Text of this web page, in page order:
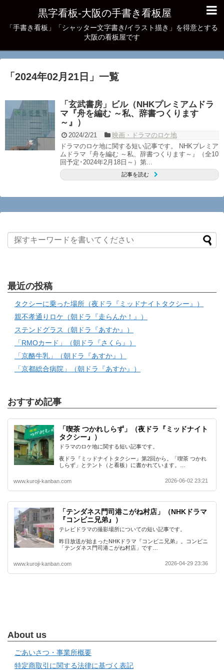
黒字看板‐大阪の手書き看板屋
「手書き看板」「シャッター文字書き/イラスト描き」を得意とする
大阪の看板屋です
「 2024年02月21日 」 一覧
「玄武書房」ビル（NHKプレミアムドラ
マ『舟を編む ～私、辞書つくります
～』）
2024/2/21
映画・ドラマのロケ地
ドラマのロケ地に関する短い記事です。 NHKプレミア
ムドラマ『舟を編む ～私、辞書つくります～』（全10
回予定･2024年2月18日～）第...
記事を読む
最近の投稿
タクシーに乗った場所（夜ドラ『ミッドナイトタクシー』）
親不孝通りロケ（朝ドラ『走らんか！』）
ステンドグラス（朝ドラ『あすか』）
「RMOカード」（朝ドラ『さくら』）
「京酪牛乳」（朝ドラ『あすか』）
「京都総合病院」（朝ドラ『あすか』）
おすすめ記事
「喫茶 つかれしらず」（夜ドラ『ミッドナイト
タクシー』）
ドラマのロケ地に関する短い記事です。
夜ドラ『ミッドナイトタクシー』第2回から。「喫茶 つかれ
しらず」とテント（と看板）に書かれています。…
www.kuroji-kanban.com 2026-06-02 23:21
「テンダネス門司港こがね村店」（NHKドラマ
『コンビニ兄弟』）
テレビドラマの撮影場所についての短い記事です。
昨日放送が始まったNHKドラマ『コンビニ兄弟』。コンビニ
「テンダネス門司港こがね村店」です…
www.kuroji-kanban.com 2026-04-29 23:36
About us
ごあいさつ・事業所概要
特定商取引に関する法律に基づく表記